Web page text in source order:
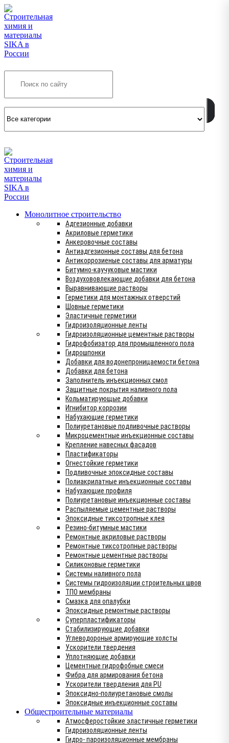
Монолитное строительство
Адгезионные добавки
Акриловые герметики
Анкеровочные составы
Антиадгезионные составы для бетона
Антикоррозиеные составы для арматуры
Битумно-каучуковые мастики
Воздухововлекающие добавки для бетона
Выравнивающие растворы
Герметики для монтажных отверстий
Шовные герметики
Эластичные герметики
Гидроизоляционные ленты
Гидроизоляционные цементные растворы
Гидрофобизатор для промышленного пола
Гидрошпонки
Добавки для водонепроницаемости бетона
Добавки для бетона
Заполнитель инъекционных смол
Защитные покрытия наливного пола
Кольматирующые добавки
Игнибитор коррозии
Набухающие герметики
Полиуретановые подливочные растворы
Микроцементные инъекционные составы
Крепление навесных фасадов
Пластификаторы
Огнестойкие герметики
Подливочные эпоксидные составы
Полиакрилатные инъекционные составы
Набухающие профиля
Полиуретановые инъекционные составы
Распыляемые цементные растворы
Эпоксидные тиксотропные клея
Резино-битумные мастики
Ремонтные акриловые растворы
Ремонтные тиксотропные растворы
Ремонтные цементные растворы
Силиконовые герметики
Системы наливного пола
Системы гидроизоляции строительных швов
ТПО мембраны
Смазка для опалубки
Эпоксидные ремонтные растворы
Суперпластификаторы
Стабилизирующие добавки
Углеводороные армирующие холсты
Ускорители твердения
Уплотняющие добавки
Цементные гидрофобные смеси
Фибра для армирования бетона
Ускорители твердления для PU
Эпоксидно-полиуретановые смолы
Эпоксидные инъекционные составы
Общестроительные материалы
Атмосферостойкие эластичные герметики
Гидроизоляционные ленты
Гидро- пароизоляционные мембраны